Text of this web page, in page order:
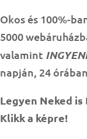
Okos és 100%-
5000
valamint
napján, 24
Legyen Neked is
Klikk a képre!